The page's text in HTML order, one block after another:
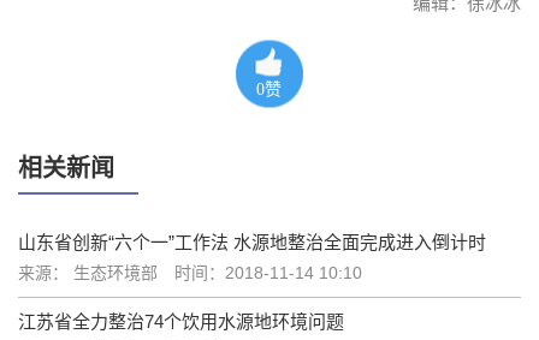
0赞
相关新闻
山东省创新“六个一”工作法 水源地整治全面完成进入倒计时
来源： 生态环境部 时间：2018-11-14 10:10
江苏省全力整治74个饮用水源地环境问题